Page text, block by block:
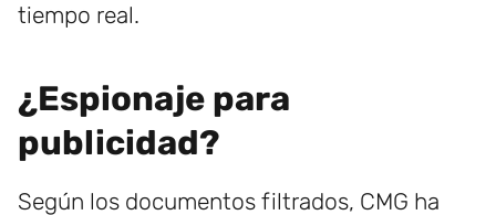
tiempo real.
¿Espionaje para
publicidad?
Según los documentos filtrados, CMG ha